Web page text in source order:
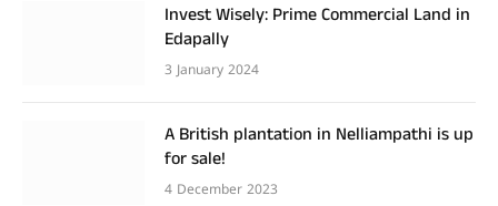
Invest Wisely: Prime Commercial Land in
Edapally
3 January 2024
A British plantation in Nelliampathi is up
for sale!
4 December 2023